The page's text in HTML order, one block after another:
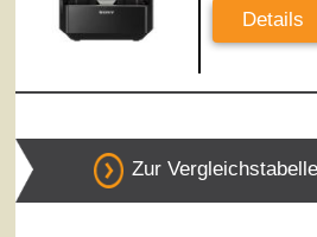
Details
Zur Vergleichstabelle